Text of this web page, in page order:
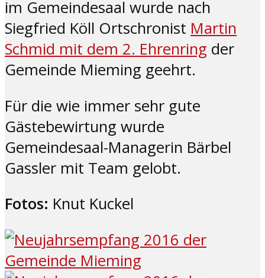
im Gemeindesaal wurde nach
Siegfried Köll Ortschronist Martin
Schmid mit dem 2. Ehrenring der
Gemeinde Mieming geehrt.
Für die wie immer sehr gute
Gästebewirtung wurde
Gemeindesaal-Managerin Bärbel
Gassler mit Team gelobt.
Fotos: Knut Kuckel